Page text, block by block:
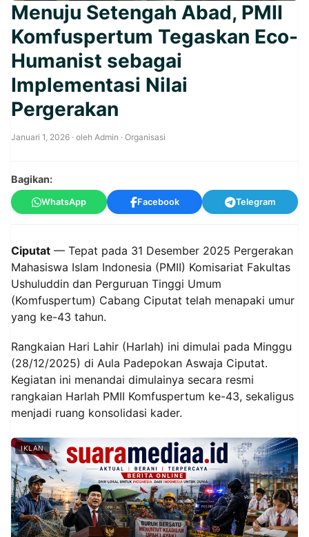
Menuju Setengah Abad, PMII
Komfuspertum Tegaskan Eco-
Humanist sebagai
Implementasi Nilai
Pergerakan
Januari 1, 2026 · oleh Admin · Organisasi
Bagikan:
WhatsApp Facebook Telegram
Ciputat — Tepat pada 31 Desember 2025 Pergerakan
Mahasiswa Islam Indonesia (PMII) Komisariat Fakultas
Ushuluddin dan Perguruan Tinggi Umum
(Komfuspertum) Cabang Ciputat telah menapaki umur
yang ke-43 tahun.
Rangkaian Hari Lahir (Harlah) ini dimulai pada Minggu
(28/12/2025) di Aula Padepokan Aswaja Ciputat.
Kegiatan ini menandai dimulainya secara resmi
rangkaian Harlah PMII Komfuspertum ke-43, sekaligus
menjadi ruang konsolidasi kader.
IKLAN